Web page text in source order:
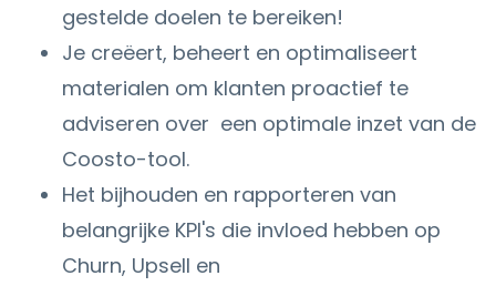
gestelde doelen te bereiken!
Je creëert, beheert en optimaliseert
materialen om klanten proactief te
adviseren over een optimale inzet van de
Coosto-tool.
Het bijhouden en rapporteren van
belangrijke KPI's die invloed hebben op
Churn, Upsell en